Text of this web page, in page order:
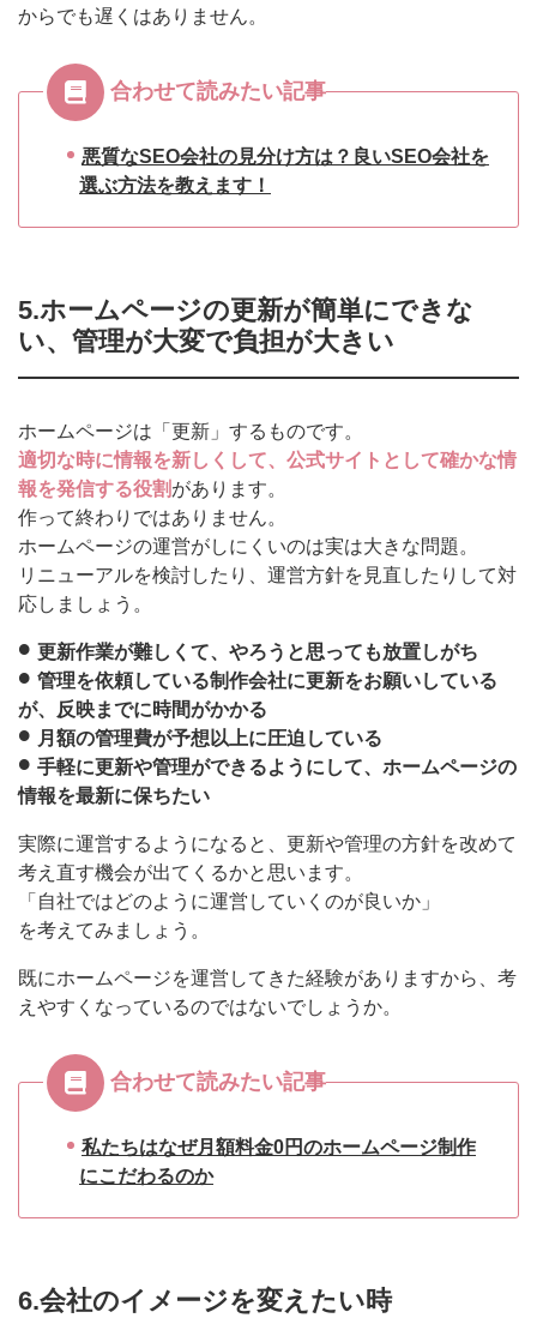
からでも遅くはありません。
合わせて読みたい記事
悪質なSEO会社の見分け方は？良いSEO会社を
選ぶ方法を教えます！
5.ホームページの更新が簡単にできな
い、管理が大変で負担が大きい
ホームページは「更新」するものです。
適切な時に情報を新しくして、公式サイトとして確かな情
報を発信する役割があります。
作って終わりではありません。
ホームページの運営がしにくいのは実は大きな問題。
リニューアルを検討したり、運営方針を見直したりして対
応しましょう。
更新作業が難しくて、やろうと思っても放置しがち
管理を依頼している制作会社に更新をお願いしている
が、反映までに時間がかかる
月額の管理費が予想以上に圧迫している
手軽に更新や管理ができるようにして、ホームページの
情報を最新に保ちたい
実際に運営するようになると、更新や管理の方針を改めて
考え直す機会が出てくるかと思います。
「自社ではどのように運営していくのが良いか」
を考えてみましょう。
既にホームページを運営してきた経験がありますから、考
えやすくなっているのではないでしょうか。
合わせて読みたい記事
私たちはなぜ月額料金0円のホームページ制作
にこだわるのか
6.会社のイメージを変えたい時